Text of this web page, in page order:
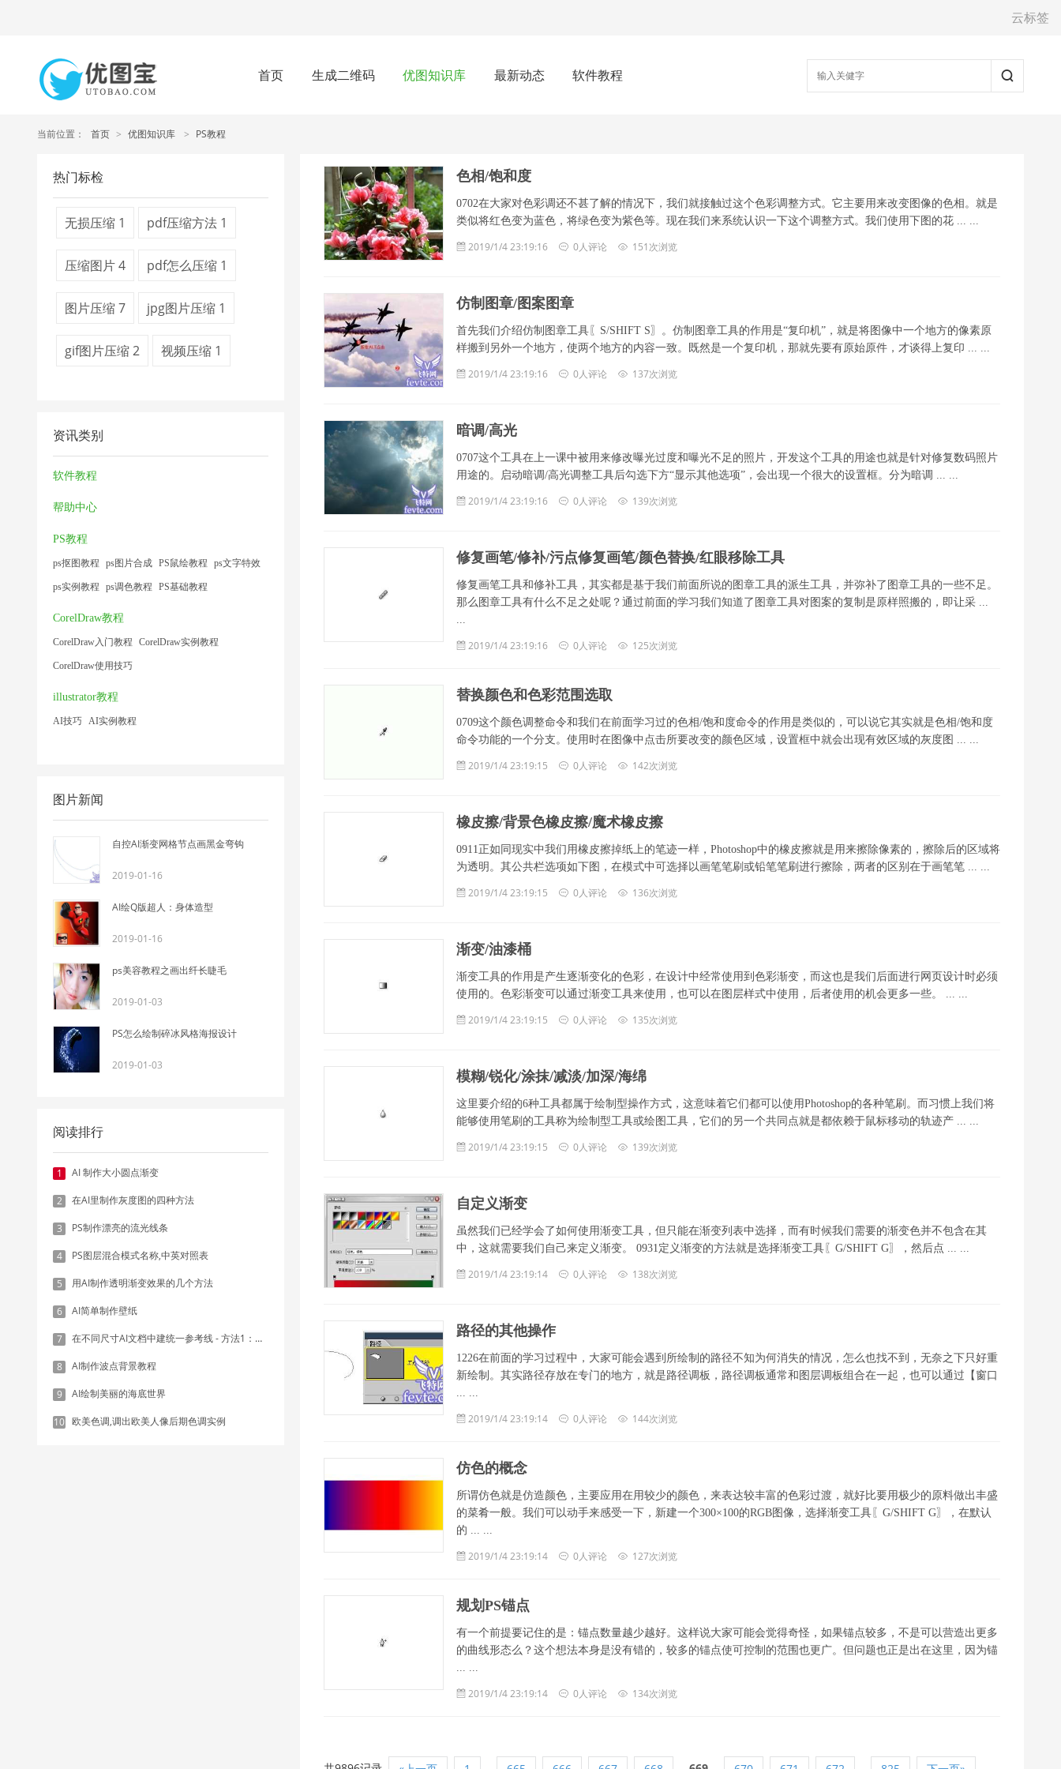
云标签
首页 生成二维码 优图知识库 最新动态 软件教程
当前位置： 首页 > 优图知识库 > PS教程
热门标检
无损压缩 1 pdf压缩方法 1
压缩图片4 pdf怎么压缩 1
图片压缩7 jpg图片压缩 1
gif图片压缩2 视频压缩 1
资讯类别
软件教程
帮助中心
PS教程
ps抠图教程 ps图片合成 PS鼠绘教程 ps文字特效
ps实例教程 ps调色教程 PS基础教程
CorelDraw教程
CorelDraw入门教程 CorelDraw实例教程
CorelDraw使用技巧
illustrator教程
AI技巧 AI实例教程
图片新闻
自控AI渐变网格节点画黑金弯钩
2019-01-16
AI绘Q版超人：身体造型
2019-01-16
ps美容教程之画出纤长睫毛
2019-01-03
PS怎么绘制碎冰风格海报设计
2019-01-03
阅读排行
1 AI 制作大小圆点渐变
2 在AI里制作灰度图的四种方法
3 PS制作漂亮的流光线条
4 PS图层混合模式名称,中英对照表
5 用AI制作透明渐变效果的几个方法
6 AI简单制作壁纸
7 在不同尺寸AI文档中建统一参考线 - 方法1：对齐和分布
8 AI制作波点背景教程
9 AI绘制美丽的海底世界
10 欧美色调,调出欧美人像后期色调实例
色相/饱和度
0702在大家对色彩调还不甚了解的情况下，我们就接触过这个色彩调整方式。它主要用来改变图像的色相。就是
类似将红色变为蓝色，将绿色变为紫色等。现在我们来系统认识一下这个调整方式。我们使用下图的花 ... ...
2019/1/4 23:19:16 0人评论 151次浏览
仿制图章/图案图章
首先我们介绍仿制图章工具〖S/SHIFT S〗。仿制图章工具的作用是“复印机”，就是将图像中一个地方的像素原
样搬到另外一个地方，使两个地方的内容一致。既然是一个复印机，那就先要有原始原件，才谈得上复印 ... ...
2019/1/4 23:19:16 0人评论 137次浏览
暗调/高光
0707这个工具在上一课中被用来修改曝光过度和曝光不足的照片，开发这个工具的用途也就是针对修复数码照片
用途的。启动暗调/高光调整工具后勾选下方“显示其他选项”，会出现一个很大的设置框。分为暗调 ... ...
2019/1/4 23:19:16 0人评论 139次浏览
修复画笔/修补/污点修复画笔/颜色替换/红眼移除工具
修复画笔工具和修补工具，其实都是基于我们前面所说的图章工具的派生工具，并弥补了图章工具的一些不足。
那么图章工具有什么不足之处呢？通过前面的学习我们知道了图章工具对图案的复制是原样照搬的，即让采 ...
...
2019/1/4 23:19:16 0人评论 125次浏览
替换颜色和色彩范围选取
0709这个颜色调整命令和我们在前面学习过的色相/饱和度命令的作用是类似的，可以说它其实就是色相/饱和度
命令功能的一个分支。使用时在图像中点击所要改变的颜色区域，设置框中就会出现有效区域的灰度图 ... ...
2019/1/4 23:19:15 0人评论 142次浏览
橡皮擦/背景色橡皮擦/魔术橡皮擦
0911正如同现实中我们用橡皮擦掉纸上的笔迹一样，Photoshop中的橡皮擦就是用来擦除像素的，擦除后的区域将
为透明。其公共栏选项如下图，在模式中可选择以画笔笔刷或铅笔笔刷进行擦除，两者的区别在于画笔笔 ... ...
2019/1/4 23:19:15 0人评论 136次浏览
渐变/油漆桶
渐变工具的作用是产生逐渐变化的色彩，在设计中经常使用到色彩渐变，而这也是我们后面进行网页设计时必须
使用的。色彩渐变可以通过渐变工具来使用，也可以在图层样式中使用，后者使用的机会更多一些。 ... ...
2019/1/4 23:19:15 0人评论 135次浏览
模糊/锐化/涂抹/减淡/加深/海绵
这里要介绍的6种工具都属于绘制型操作方式，这意味着它们都可以使用Photoshop的各种笔刷。而习惯上我们将
能够使用笔刷的工具称为绘制型工具或绘图工具，它们的另一个共同点就是都依赖于鼠标移动的轨迹产 ... ...
2019/1/4 23:19:15 0人评论 139次浏览
自定义渐变
虽然我们已经学会了如何使用渐变工具，但只能在渐变列表中选择，而有时候我们需要的渐变色并不包含在其
中，这就需要我们自己来定义渐变。 0931定义渐变的方法就是选择渐变工具〖G/SHIFT G〗，然后点 ... ...
2019/1/4 23:19:14 0人评论 138次浏览
路径的其他操作
1226在前面的学习过程中，大家可能会遇到所绘制的路径不知为何消失的情况，怎么也找不到，无奈之下只好重
新绘制。其实路径存放在专门的地方，就是路径调板，路径调板通常和图层调板组合在一起，也可以通过【窗口
... ...
2019/1/4 23:19:14 0人评论 144次浏览
仿色的概念
所谓仿色就是仿造颜色，主要应用在用较少的颜色，来表达较丰富的色彩过渡，就好比要用极少的原料做出丰盛
的菜肴一般。我们可以动手来感受一下，新建一个300×100的RGB图像，选择渐变工具〖G/SHIFT G〗，在默认
的 ... ...
2019/1/4 23:19:14 0人评论 127次浏览
规划PS锚点
有一个前提要记住的是：锚点数量越少越好。这样说大家可能会觉得奇怪，如果锚点较多，不是可以营造出更多
的曲线形态么？这个想法本身是没有错的，较多的锚点使可控制的范围也更广。但问题也正是出在这里，因为锚
... ...
2019/1/4 23:19:14 0人评论 134次浏览